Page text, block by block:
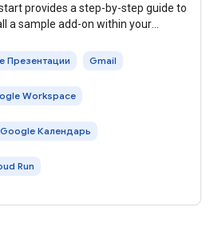
provides a step-by-step guide to
a sample add-on within your
Презентации Gmail
Workspace
Google Календарь
Run